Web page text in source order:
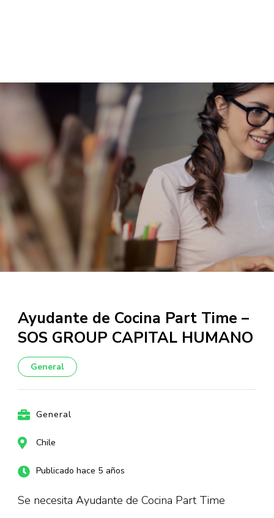
Ayudante de Cocina Part Time –
SOS GROUP CAPITAL HUMANO
General
General
Chile
Publicado hace 5 años
Se necesita Ayudante de Cocina Part Time